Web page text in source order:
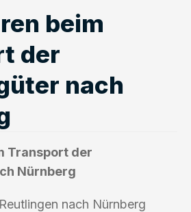
beim
der
nach
Transport der
Nürnberg
nach Nürnberg